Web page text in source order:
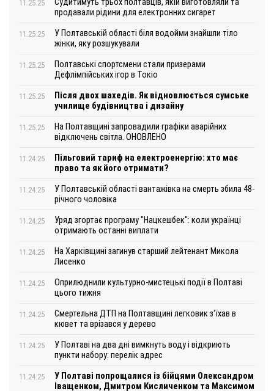
11.25.25
Судитимуть трьох полтавців, якій виготовляли та
продавали рідини для електронних сигарет
11.25.25
У Полтавській області біля водойми знайшли тіло
жінки, яку розшукували
11.25.25
Полтавські спортсмени стали призерами
Дефлімпійських ігор в Токіо
11.25.25
Після двох шахедів. Як відновлюється сумське
училище будівництва і дизайну
11.25.25
На Полтавщині запровадили графіки аварійних
відключень світла. ОНОВЛЕНО
11.24.25
Пільговий тариф на електроенергію: хто має
право та як його отримати?
11.24.25
У Полтавській області вантажівка на смерть збила 48-
річного чоловіка
11.24.25
Уряд згортає програму "Нацкешбек": коли українці
отримають останні виплати
11.24.25
На Харківщині загинув старший лейтенант Микола
Лисенко
11.24.25
Оприлюднили культурно-мистецькі події в Полтаві
цього тижня
11.24.25
Смертельна ДТП на Полтавщині легковик з‘їхав в
кювет та врізався у дерево
11.24.25
У Полтаві на два дні вимкнуть воду і відкриють
пункти набору: перелік адрес
11.24.25
У Полтаві попрощалися із бійцями Олександром
Іващенком, Дмитром Кисличенком та Максимом